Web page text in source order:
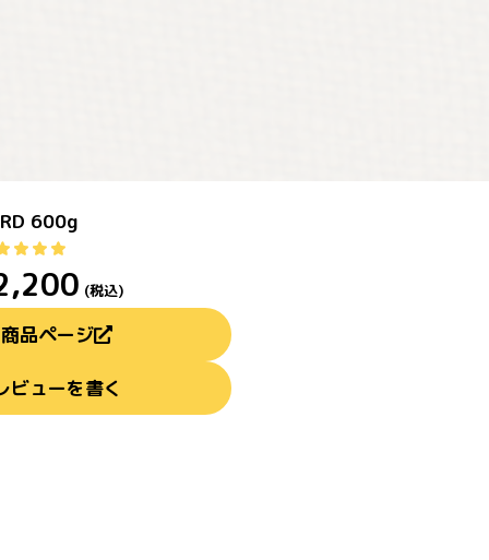
600g
(税込)
商品ページ
ビューを書く